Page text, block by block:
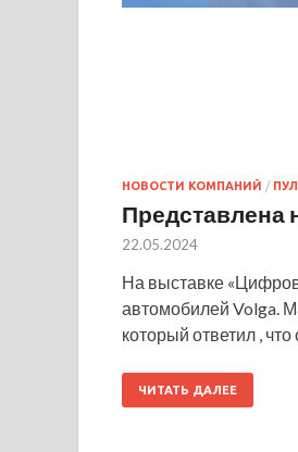
НОВОСТИ КОМПАНИЙ /
Представлена
22.05.2024
На выставке
автомобилей Volga.
который ответил ,
ЧИТАТЬ ДАЛЕЕ